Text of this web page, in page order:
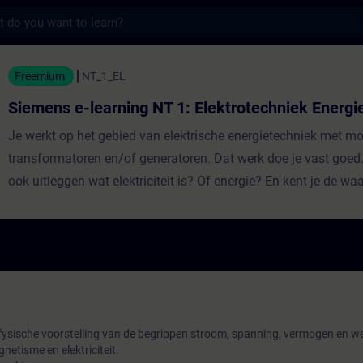
NT 1: Elektrotechniek
Freemium NT_1_EL
Siemens e-learning NT 1: Elektrotechniek
Je werkt op het gebied van elektrische energietechniek met
transformatoren en/of generatoren. Dat werk doe je vast
ook uitleggen wat elektriciteit is? Of energie? En kent je de
voorstelling van de begrippen stroom, spanning, vermogen en
en elektriciteit.